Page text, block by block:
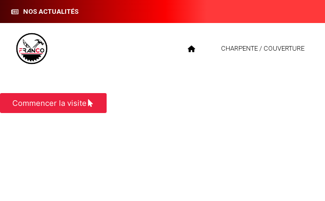
NOS ACTUALITÉS
CHARPENTE / COUVERTURE
Commencer la visite